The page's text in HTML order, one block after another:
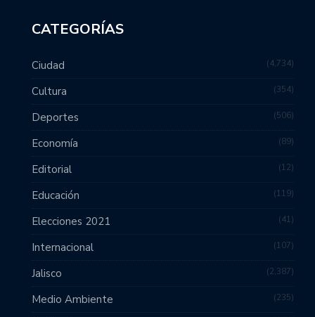
CATEGORÍAS
Ciudad 4,734
Cultura 354
Deportes 506
Economía 89
Editorial 12
Educación 119
Elecciones 2021 41
Internacional 107
Jalisco 2,387
Medio Ambiente 235